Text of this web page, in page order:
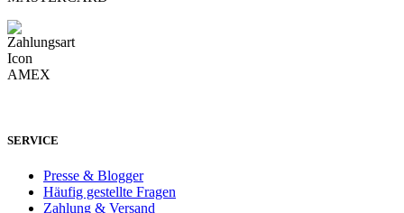
SERVICE
Presse & Blogger
Häufig gestellte Fragen
Zahlung & Versand